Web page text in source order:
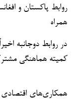
روابط پاکستان و
همراه
در روابط دوجانبه
کمیته هماهنگی
همکاری‌های